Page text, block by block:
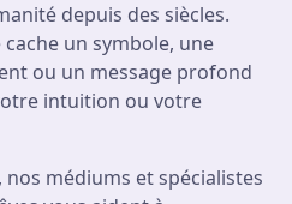
depuis des siècles.
un symbole, une
ou un message profond
intuition ou votre
, nos médiums et spécialistes